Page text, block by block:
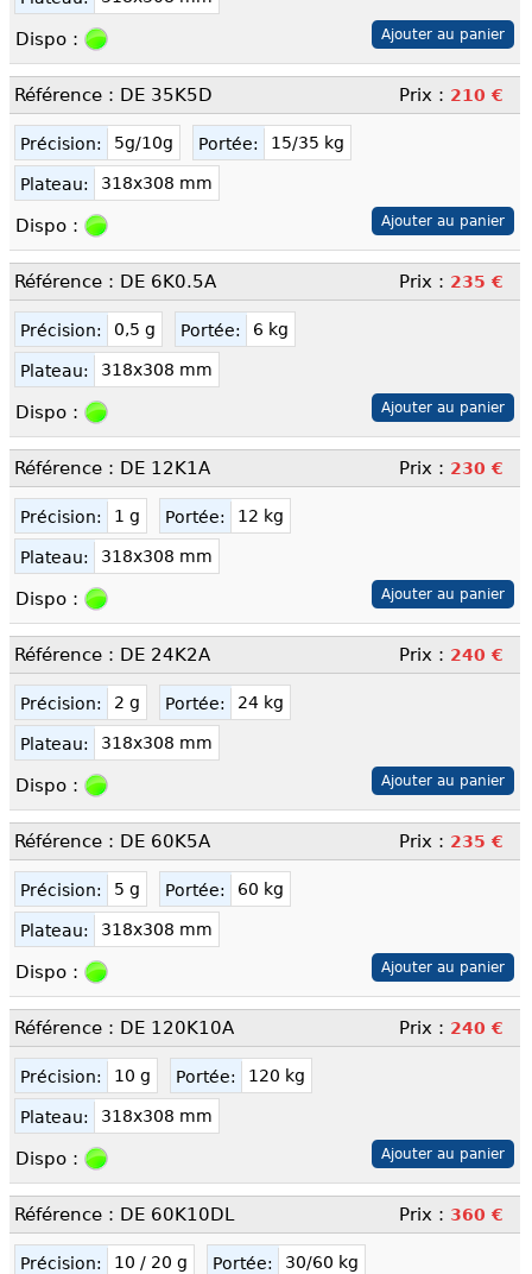
Dispo :
Référence : DE 35K5D Prix : 210 €
Précision: 5g/10g Portée: 15/35 kg
Plateau: 318x308 mm
Dispo :
Référence : DE 6K0.5A Prix : 235 €
Précision: 0,5 g Portée: 6 kg
Plateau: 318x308 mm
Dispo :
Référence : DE 12K1A Prix : 230 €
Précision: 1 g Portée: 12 kg
Plateau: 318x308 mm
Dispo :
Référence : DE 24K2A Prix : 240 €
Précision: 2 g Portée: 24 kg
Plateau: 318x308 mm
Dispo :
Référence : DE 60K5A Prix : 235 €
Précision: 5 g Portée: 60 kg
Plateau: 318x308 mm
Dispo :
Référence : DE 120K10A Prix : 240 €
Précision: 10 g Portée: 120 kg
Plateau: 318x308 mm
Dispo :
Référence : DE 60K10DL Prix : 360 €
Précision: 10 / 20 g Portée: 30/60 kg